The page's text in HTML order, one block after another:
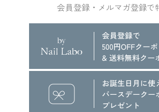
会員登録・メルマガ登録で